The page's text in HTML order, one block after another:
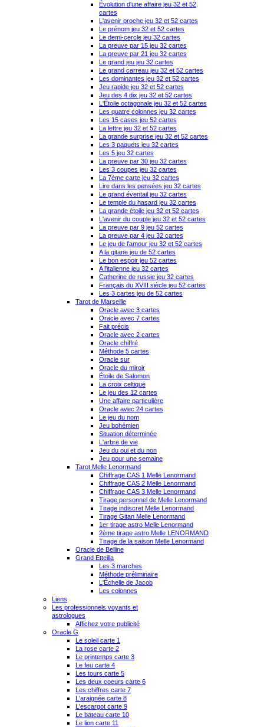
Évolution d'une affaire jeu 32 et 52
cartes
L'avenir proche jeu 32 et 52 cartes
Le prénom jeu 32 et 52 cartes
Le demi-cercle jeu 32 cartes
La preuve par 15 jeu 32 cartes
La preuve par 21 jeu 32 cartes
Le grand jeu jeu 32 cartes
Le grand carreau jeu 32 et 52 cartes
Les dominantes jeu 32 et 52 cartes
Jeu rapide jeu 32 et 52 cartes
Jeu des 4 dix jeu 32 et 52 cartes
L'Étoile octagonale jeu 32 et 52 cartes
Les quatre colonnes jeu 32 cartes
Les 15 cases jeu 52 cartes
La lettre jeu 32 et 52 cartes
La grande surprise jeu 32 et 52 cartes
Les 3 paquets jeu 32 cartes
Les 5 jeu 32 cartes
La preuve par 30 jeu 32 cartes
Les 3 coupes jeu 32 cartes
La 7ème carte jeu 32 cartes
Lire dans les pensées jeu 32 cartes
Le grand éventail jeu 32 cartes
Le temple du hasard jeu 32 cartes
La grande étoile jeu 32 et 52 cartes
L'avenir du couple jeu 32 et 52 cartes
La preuve par 9 jeu 52 cartes
La preuve par 4 jeu 32 cartes
Le jeu de l'amour jeu 32 et 52 cartes
A la gitane jeu de 52 cartes
Le bon espoir jeu 52 cartes
A l'italienne jeu 32 cartes
Catherine de russie jeu 32 cartes
Français du XVIII siècle jeu 52 cartes
Les 3 cartes jeu de 52 cartes
Tarot de Marseille
Oracle avec 3 cartes
Oracle avec 7 cartes
Fait précis
Oracle avec 2 cartes
Oracle chiffré
Méthode 5 cartes
Oracle sur
Oracle du miroir
Étoile de Salomon
La croix celtique
Le jeu des 12 cartes
Une affaire particulière
Oracle avec 24 cartes
Le jeu du nom
Jeu bohémien
Situation déterminée
L'arbre de vie
Jeu du oui et du non
Jeu pour une semaine
Tarot Melle Lenormand
Chiffrage CAS 1 Melle Lenormand
Chiffrage CAS 2 Melle Lenormand
Chiffrage CAS 3 Melle Lenormand
Tirage personnel de Melle Lenormand
Tirage indiscret Melle Lenormand
Tirage Gitan Melle Lenormand
1er tirage astro Melle Lenormand
2ème tirage astro Melle LENORMAND
Tirage de la saison Melle Lenormand
Oracle de Belline
Grand Etteilla
Les 3 marches
Méthode préliminaire
L'Échelle de Jacob
Les colonnes
Liens
Les professionnels voyants et
astrologues
Affichez votre publicité
Oracle G
Le soleil carte 1
La rose carte 2
Le printemps carte 3
Le feu carte 4
Les tours carte 5
Les deux coeurs carte 6
Les chiffres carte 7
L'araignée carte 8
L'escargot carte 9
Le bateau carte 10
Le lion carte 11